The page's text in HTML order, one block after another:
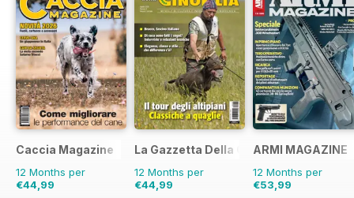
Caccia Magazine
12 Months per
€44,99
La Gazzetta Della Cinofilia Venatoria
12 Months per
€44,99
ARMI MAGAZINE
12 Months per
€53,99